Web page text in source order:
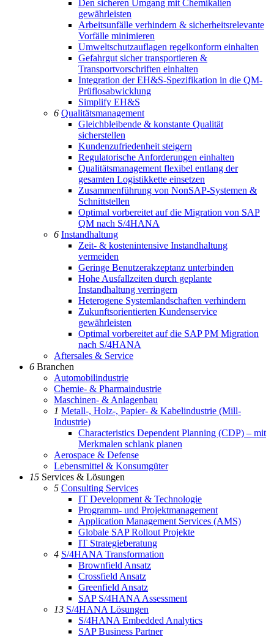
Den sicheren Umgang mit Chemikalien
gewährleisten
Arbeitsunfälle verhindern & sicherheitsrelevante
Vorfälle minimieren
Umweltschutzauflagen regelkonform einhalten
Gefahrgut sicher transportieren &
Transportvorschriften einhalten
Integration der EH&S-Spezifikation in die QM-
Prüflosabwicklung
Simplify EH&S
6 Qualitätsmanagement
Gleichbleibende & konstante Qualität
sicherstellen
Kundenzufriedenheit steigern
Regulatorische Anforderungen einhalten
Qualitätsmanagement flexibel entlang der
gesamten Logistikkette einsetzen
Zusammenführung von NonSAP-Systemen &
Schnittstellen
Optimal vorbereitet auf die Migration von SAP
QM nach S/4HANA
6 Instandhaltung
Zeit- & kostenintensive Instandhaltung
vermeiden
Geringe Benutzerakzeptanz unterbinden
Hohe Ausfallzeiten durch geplante
Instandhaltung verringern
Heterogene Systemlandschaften verhindern
Zukunftsorientierten Kundenservice
gewährleisten
Optimal vorbereitet auf die SAP PM Migration
nach S/4HANA
Aftersales & Service
6 Branchen
Automobilindustrie
Chemie- & Pharmaindustrie
Maschinen- & Anlagenbau
1 Metall-, Holz-, Papier- & Kabelindustrie (Mill-
Industrie)
Characteristics Dependent Planning (CDP) – mit
Merkmalen schlank planen
Aerospace & Defense
Lebensmittel & Konsumgüter
15 Services & Lösungen
5 Consulting Services
IT Development & Technologie
Programm- und Projektmanagement
Application Management Services (AMS)
Globale SAP Rollout Projekte
IT Strategieberatung
4 S/4HANA Transformation
Brownfield Ansatz
Crossfield Ansatz
Greenfield Ansatz
SAP S/4HANA Assessment
13 S/4HANA Lösungen
S/4HANA Embedded Analytics
SAP Business Partner